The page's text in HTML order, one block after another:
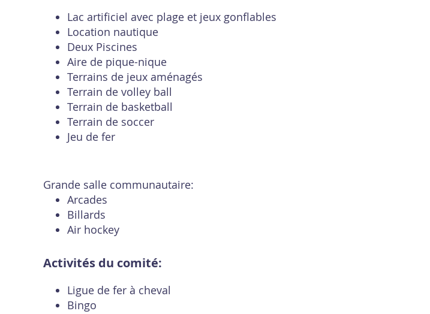
Lac artificiel avec plage et jeux gonflables
Location nautique
Deux Piscines
Aire de pique-nique
Terrains de jeux aménagés
Terrain de volley ball
Terrain de basketball
Terrain de soccer
Jeu de fer
Grande salle communautaire:
Arcades
Billards
Air hockey
Activités du comité:
Ligue de fer à cheval
Bingo